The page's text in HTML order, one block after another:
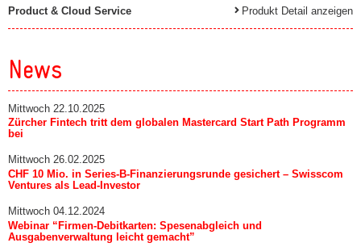
Product & Cloud Service Produkt Detail anzeigen
News
Mittwoch 22.10.2025
Zürcher Fintech tritt dem globalen Mastercard Start Path Programm
bei
Mittwoch 26.02.2025
CHF 10 Mio. in Series-B-Finanzierungsrunde gesichert – Swisscom
Ventures als Lead-Investor
Mittwoch 04.12.2024
Webinar “Firmen-Debitkarten: Spesenabgleich und
Ausgabenverwaltung leicht gemacht”